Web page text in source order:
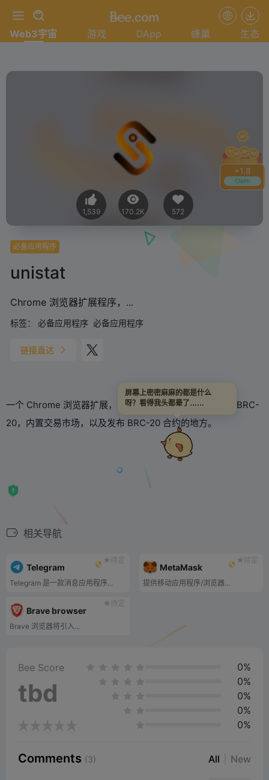
+1.8
Claim
Web3宇宙 游戏 DApp 蜂巢 生态
1,539 170.2K 572
必备应用程序
unistat
Chrome 浏览器扩展程序，...
标签： 必备应用程序 必备应用程序
链接直达
一个 Chrome 浏览器扩展，一个比特币钱包，支持铭文和 BRC-
20，内置交易市场，以及发布 BRC-20 合约的地方。
相关导航
待定
Telegram
Telegram 是一款消息应用程序...
待定
MetaMask
提供移动应用程序/浏览器...
待定
Brave browser
Brave 浏览器将引入...
Bee Score
tbd
0%
0%
0%
0%
0%
Comments (3) All New
屏幕上密密麻麻的都是什么
呀？看得我头都晕了……